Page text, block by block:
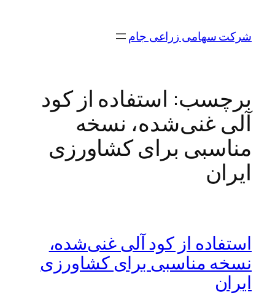
محتواشرکت سهامی زراعی جام
برچسب: استفاده از کود
آلی غنی‌شده، نسخه
مناسبی برای کشاورزی
ایران
استفاده از کود آلی غنی‌شده،
نسخه مناسبی برای کشاورزی
ایران